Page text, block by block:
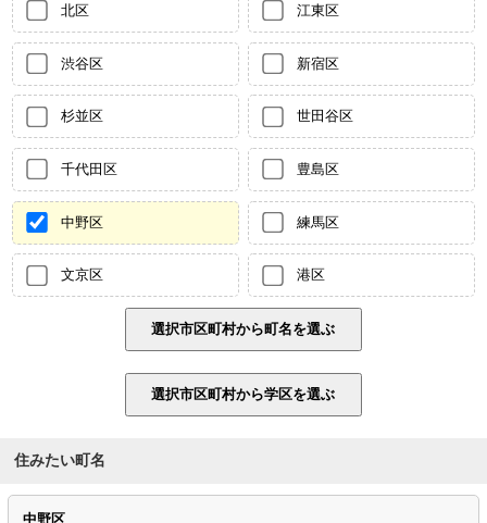
北区 江東区
渋谷区 新宿区
杉並区 世田谷区
千代田区 豊島区
中野区 練馬区
文京区 港区
住みたい町名
中野区